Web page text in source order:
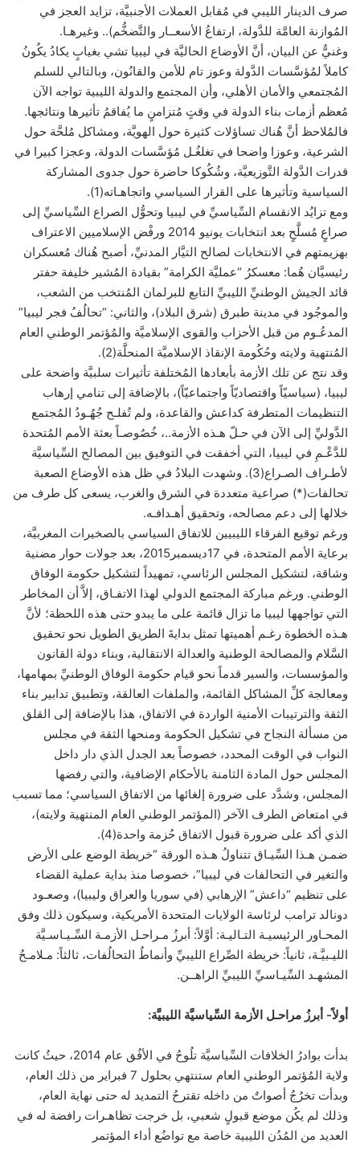
صرف الدينار الليبي في مُقابل العملات الأجنبيَّة، تزايد العجز في
المُوازنة العامَّة للدَّولة، ارتفاعُ الأسعــار والتَّضخُّم).. وغيرهـا.
وغنيٌّ عن البيان، أنَّ الأوضاع الحاليَّة في ليبيا تشي بغيابٍ يكادُ يكُونُ
كاملاً لمُؤسَّسات الدَّولة وعوز تام للأمن والقانُون، وبالتالي للسلم
المُجتمعي والأمان الأهلي، وأن المجتمع والدولة الليبية تواجه الآن
مُعظم أزمات بناء الدولة في وقتٍ مُتزامنٍ ما يُفاقمُ تأثيرها ونتائجها.
فالمُلاحظ أنَّ هُناك تساؤلات كثيرة حول الهويَّة، ومشاكل مُلحَّة حول
الشرعية، وعوزا واضحا في تغلغُـل مُؤسَّسات الدولة، وعجزا كبيرا في
قدرات الدَّولة التَّوزيعيَّة، وشُكُوكا حاضرة حول جدوى المشاركة
السياسية وتأثيرها على القرار السياسي واتجاهـاته(1).
ومع تزايُد الانقسام السِّياسيِّ في ليبيا وتحوُّل الصراع السِّياسيِّ إلى
صراعٍ مُسلَّحٍ بعد انتخابات يونيو 2014 ورفْض الإسلاميين الاعتراف
بهزيمتهم في الانتخابات لصالح التيَّار المدنيِّ، أصبح هُناك مُعسكران
رئيسيَّان هُما: معسكرُ “عمليَّة الكرامة” بقيادة المُشير خليفة حفتر
قائد الجيش الوطنيِّ الليبيِّ التابع للبرلمان المُنتخب من الشعب،
والموجُود في مدينة طبرق (شرق البلاد)، والثاني: “تحالُفُ فجر ليبيا”
المدعُـوم من قبل الأحزاب والقوى الإسلاميَّة والمُؤتمر الوطني العام
المُنتهية ولايته وحُكُومة الإنقاذ الإسلاميَّة المنحلَّة(2).
وقد نتج عن تلك الأزمة بأبعادها المُختلفة تأثيرات سلبيَّة واضحة على
ليبيا، (سياسيّاً واقتصاديّاً واجتماعيّاً)، بالإضافة إلى تنامي إرهاب
التنظيمات المتطرفة كداعش والقاعدة، ولم تُفلـح جُهُـودُ المُجتمع
الدَّوليِّ إلى الآن في حـلّ هـذه الأزمة..، خُصُوصـاً بعثة الأمم المُتحدة
للدَّعْـمِ في ليبيا، التي أخفقت في التوفيق بين المصالح السِّياسيَّة
لأطـراف الصـراع(3). وشهدت البلادُ في ظل هذه الأوضاع الصعبة
تحالفات(*) صراعية متعددة في الشرق والغرب، يسعى كل طرف من
خلالها إلى دعم مصالحه، وتحقيق أهـدافـه.
ورغم توقيع الفرقاء الليبيين للاتفاق السياسي بالصخيرات المغربيَّة،
برعاية الأمم المتحدة، في 17ديسمبر2015، بعد جولات حوار مضنية
وشاقة، لتشكيل المجلس الرئاسي، تمهيداً لتشكيل حكومة الوفاق
الوطني. ورغم مباركة المجتمع الدولي لهذا الاتفـاق، إلاَّ أن المخاطر
التي تواجهها ليبيا ما تزال قائمة على ما يبدو حتى هذه اللحظة؛ لأنَّ
هـذه الخطوة رغـم أهميتها تمثل بدايةَ الطريق الطويل نحو تحقيق
السَّلام والمصالحة الوطنية والعدالة الانتقالية، وبناء دولة القانون
والمؤسسات، والسير قدماً نحو قيام حكومة الوفاق الوطنيِّ بمهامها،
ومعالجة كلِّ المشاكل القائمة، والملفات العالقة، وتطبيق تدابير بناء
الثقة والترتيبات الأمنية الواردة في الاتفاق، هذا بالإضافة إلى القلق
من مسألة النجاح في تشكيل الحكومة ومنحها الثقة في مجلس
النواب في الوقت المحدد، خصوصاً بعد الجدل الذي دار داخل
المجلس حول المادة الثامنة بالأحكام الإضافية، والتي رفضها
المجلس، وشدَّد على ضرورة إلغائها من الاتفاق السياسي؛ مما تسبب
في امتعاض الطرف الآخر (المؤتمر الوطني العام المنتهية ولايته)،
الذي أكد على ضرورة قبول الاتفاق حُزمة واحدة(4).
ضمـن هـذا السِّيـاق تتناولُ هـذه الورقة “خريطة الوضع على الأرض
والتغير في التحالفات في ليبيا”، خصوصا منذ بداية عملية القضاء
على تنظيم “داعش” الإرهابي (في سوريا والعراق وليبيا)، وصعـود
دونالد ترامب لرئاسة الولايات المتحدة الأمريكية، وسيكون ذلك وفق
المحـاور الرئيسيـة التـاليـة: أوَّلاً: أبرزُ مـراحـل الأزمـة السِّـيـاسـيَّة
الليـبيَّـة، ثانياً: خريطة الصِّراع الليبيِّ وأنماطُ التحالُفات، ثالثاً: مـلامـحُ
المشهـد السِّيـاسيِّ الليبيِّ الراهــن.
أولاً- أبرزُ مراحـل الأزمة السِّياسيَّة الليبيَّة:
بدأت بوادرُ الخلافات السِّياسيَّة تلُوحُ في الأفُق عام 2014، حيثُ كانت
ولاية المُؤتمر الوطني العام ستنتهي بحلول 7 فبراير من ذلك العام،
وبدأت تخرُجُ أصواتٌ من داخله تقترحُ التمديد له حتى نهاية العام،
وذلك لم يكُن موضع قبولٍ شعبي، بل خرجت تظاهـرات رافضة له في
العديد من المُدُن الليبية خاصة مع تواضُع أداء المؤتمر